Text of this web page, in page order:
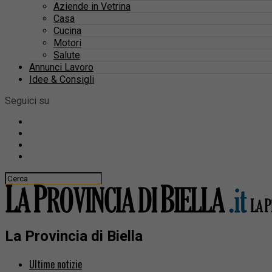
Aziende in Vetrina
Casa
Cucina
Motori
Salute
Annunci Lavoro
Idee & Consigli
Seguici su
La Provincia di Biella
Ultime notizie